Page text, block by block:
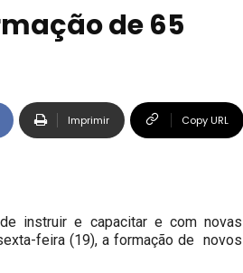
de 65
Imprimir Copy URL
instruir e capacitar e com novas
feira (19), a formação de novos